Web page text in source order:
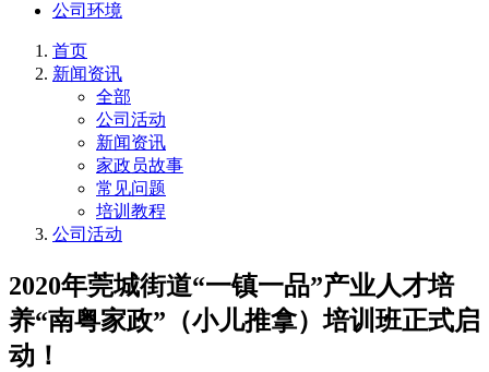
公司环境
首页
新闻资讯
全部
公司活动
新闻资讯
家政员故事
常见问题
培训教程
公司活动
2020年莞城街道“一镇一品”产业人才培
养“南粤家政”（小儿推拿）培训班正式启
动！